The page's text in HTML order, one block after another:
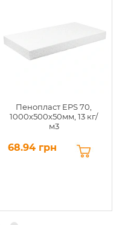
Пенопласт EPS 70,
1000х500х50мм, 13 кг/
м3
68.94 грн